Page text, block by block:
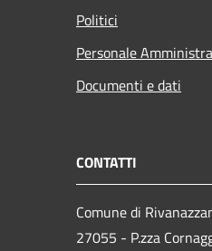
Politici
Personale
Documenti e dati
CONTATTI
Comune di
27055 - P.zza